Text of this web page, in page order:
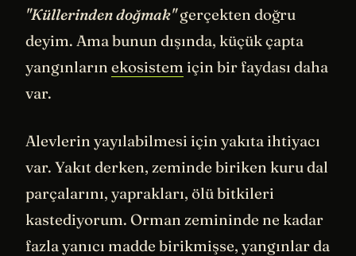
"Küllerinden doğmak"gerçekten doğru
deyim. Ama bunun dışında, küçük çapta
yangınların ekosistem için bir faydası daha
var.
Alevlerin yayılabilmesi için yakıta ihtiyacı
var. Yakıt derken, zeminde biriken kuru dal
parçalarını, yaprakları, ölü bitkileri
kastediyorum. Orman zemininde ne kadar
fazla yanıcı madde birikmişse, yangınlar da